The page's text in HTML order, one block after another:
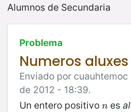
Alumnos de Secundaria
Problema
Numeros aluxes
Enviado por cuauhtemoc
de 2012 - 18:39.
Un entero positivo n
n es